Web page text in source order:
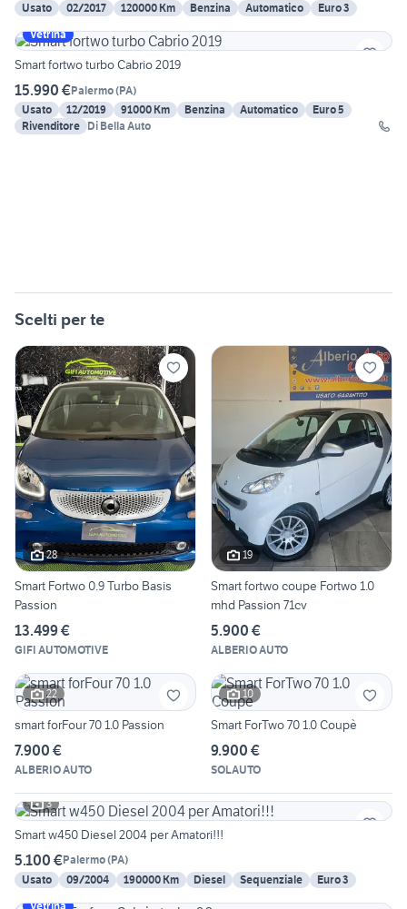
Usato
02/2017 120000 Km Benzina Automatico
Euro 3
Vetrina
Smart fortwo turbo Cabrio 2019
15.990 €Palermo(PA)
Usato
12/2019 91000 Km Benzina Automatico
Euro 5
Rivenditore Di Bella Auto
Scelti per te
28
Smart Fortwo 0.9 Turbo Basis
Passion
13.499 €
GIFI AUTOMOTIVE
19
Smart fortwo coupe Fortwo 1.0
mhd Passion 71cv
5.900 €
ALBERIO AUTO
22
smart forFour 70 1.0 Passion
7.900 €
ALBERIO AUTO
10
Smart ForTwo 70 1.0 Coupè
9.900 €
SOLAUTO
3
Smart w450 Diesel 2004 per Amatori!!!
5.100 €Palermo(PA)
Usato
09/2004 190000 Km Diesel Sequenziale
Euro 3
Vetrina